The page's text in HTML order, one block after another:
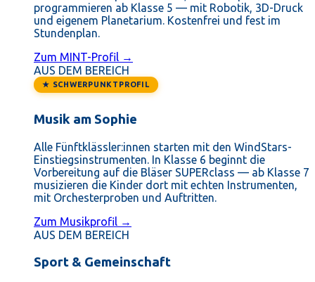
programmieren ab Klasse 5 — mit Robotik, 3D-Druck
und eigenem Planetarium. Kostenfrei und fest im
Stundenplan.
Zum MINT-Profil →
AUS DEM BEREICH
★ SCHWERPUNKTPROFIL
Musik am Sophie
Alle Fünftklässler:innen starten mit den WindStars-
Einstiegsinstrumenten. In Klasse 6 beginnt die
Vorbereitung auf die Bläser SUPERclass — ab Klasse 7
musizieren die Kinder dort mit echten Instrumenten,
mit Orchesterproben und Auftritten.
Zum Musikprofil →
AUS DEM BEREICH
Sport & Gemeinschaft